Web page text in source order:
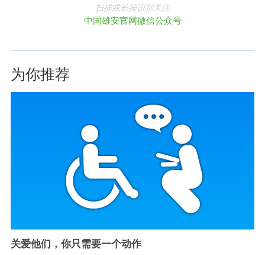
扫描或长按识别关注
中国雄安官网微信公众号
为你推荐
关爱他们，你只需要一个动作